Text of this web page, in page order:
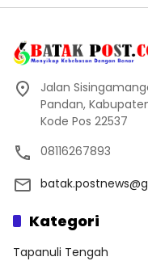
Jalan
Pandan,
Kode Pos 22537
08116267893
Kategori
Tapanuli Tengah